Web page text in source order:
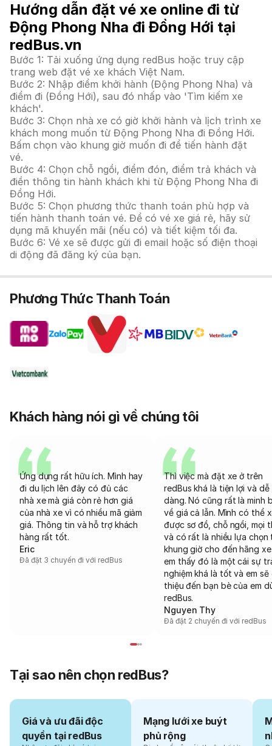
Hướng dẫn đặt vé xe online đi từ
Động Phong Nha đi Đồng Hới tại
redBus.vn
Bước 1: Tải xuống ứng dụng redBus hoặc truy cập
trang web đặt vé xe khách Việt Nam.
Bước 2: Nhập điểm khởi hành (Động Phong Nha) và
điểm đi (Đồng Hới), sau đó nhấp vào 'Tìm kiếm xe
khách'.
Bước 3: Chọn nhà xe có giờ khởi hành và lịch trình xe
khách mong muốn từ Động Phong Nha đi Đồng Hới.
Bấm chọn vào khung giờ muốn đi để tiến hành đặt
vé.
Bước 4: Chọn chỗ ngồi, điểm đón, điểm trả khách và
điền thông tin hành khách khi từ Động Phong Nha đi
Đồng Hới.
Bước 5: Chọn phương thức thanh toán phù hợp và
tiến hành thanh toán vé. Để có vé xe giá rẻ, hãy sử
dụng mã khuyến mãi (nếu có) và tiết kiệm tối đa.
Bước 6: Vé xe sẽ được gửi đi email hoặc số điện thoại
di động đã đăng ký của bạn.
Phương Thức Thanh Toán
Khách hàng nói gì về chúng tôi
Ứng dụng rất hữu ích. Mình hay
đi du lịch lên đây có đủ các
nhà xe mà giá còn rẻ hơn giá
của nhà xe vì có nhiều mã giảm
giá. Thông tin và hỗ trợ khách
hàng rất tốt.
Eric
Đã đặt 3 chuyến đi với redBus
Thì việc mà đặt xe ở trên
redBus khá là tiện lợi và dễ
dàng. Nó cũng rất là minh
về giá cả lẫn. Mình có thể
được sơ đồ, chỗ ngồi, mọi
và có rất là nhiều lựa chọn
khung giờ cho đến hãng
em thấy đó là một cái sự
nghiệm khá là tốt và em sẽ
thiệu đến bạn bè của em
redBus.
Nguyen Thy
Đã đặt 2 chuyến đi với redBus
Tại sao nên chọn redBus?
Giá và ưu đãi độc
quyền tại redBus
Mạng lưới xe buýt
phủ rộng